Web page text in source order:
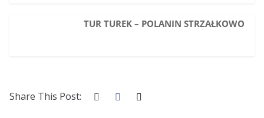
TUR TUREK – POLANIN STRZAŁKOWO
Share This Post: